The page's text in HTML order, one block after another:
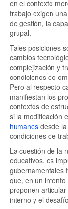
en el contexto
trabajo exigen
de gestión, la
grupal.
Tales posiciones
cambios
complejización y
condiciones de
Pero al respecto
manifiestan los
contextos de
si la modificación
humanos desde
condiciones de
La cuestión de la
educativos, es
gubernamentales
que, en un
proponen
interno y el